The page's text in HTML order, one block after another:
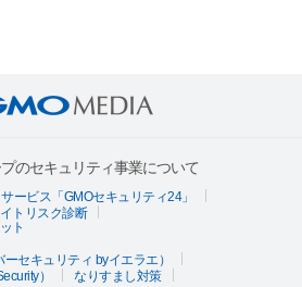
のセキュリティ事業について
ービス「GMOセキュリティ24」
トリスク診断
ト
セキュリティ byイエラエ）
）
なりすまし対策